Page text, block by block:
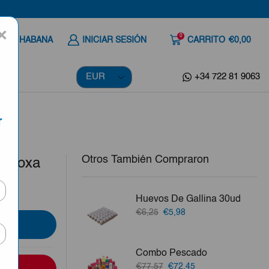
A LA HABANA INICIAR SESIÓN 0 CARRITO €0,00
+34 722 81 9063
Doxa
Otros También Compraron
Huevos De Gallina 30ud
€6,25 El
€6,25.
€5,98El
€5,98.
Combo Pescado
€77,57 El
€72,45El